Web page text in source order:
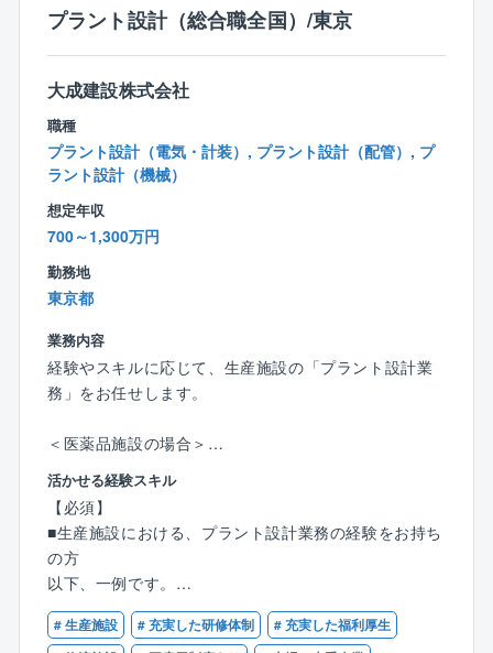
■調達方式検討・支援
■ごみ焼却処理施設
■リサイクルセンター
■汚泥再生処理施設
■最終処分場
■ごみ中継施設 など
【同社の魅力】
■求められる技術力の高さ
同社の担当する案件は、土木、建築、機械、電気の複
られます。
その分、幅広い知見と経験、スキルが身につきます。
また、同領域は一般土木と比べると競合他社が少なく
■担当領域
計画・調査から設計、工事管理、竣工後の維持管理支
援まで、すべてを一気通貫で担当します。
建築物が建つ前から建った後まで、長く携わることが
できるため、案件が途切れることがございません。
携われる領域も広く、ご自身の適性に応じたポジショ
ンでの活躍が可能です。
プラント設計（総合職全国）/東京
大成建設株式会社
職種
プラント設計（電気・計装）, プラント設計（配管）, プ
ラント設計（機械）
想定年収
700～1,300万円
勤務地
東京都
業務内容
経験やスキルに応じて、生産施設の「プラント設計業
務」をお任せします。
＜医薬品施設の場合＞
・施主から提示される製造処方、能力等の要件から、
機器構成・レイアウトの立案、プロセスフロー図の作
成、シミュレーションなど
・機器リスト、機器データシートの作成
・機器配置計画
・プロセスに関する提案業務（最適化提案、改善提
案、自動化提案、省エネ提案ほか）
・他のエンジニアが設計したプロセスの評価・検証
活かせる経験スキル
【必須】
■生産施設における、プラント設計業務の経験をお持ち
の方
以下、一例です。
＜医薬品施設の場合＞
# 生産施設 # 充実した研修体制
# 充実した福利厚生